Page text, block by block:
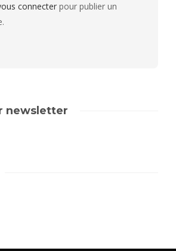
connecter pour publier un
newsletter